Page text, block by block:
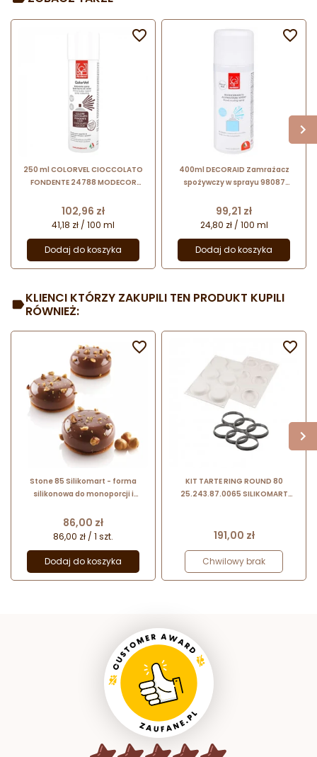
250 ml COLORVEL CIOCCOLATO
FONDENTE 24788 MODECOR
strukturze zamszu - kolor ciemna
czekolada
Cena
102,96 zł
41,18 zł / 100 ml
Dodaj do koszyka

400ml DECORAID Zamrażacz
spożywczy w sprayu 98087
Cena
99,21 zł
24,80 zł / 100 ml
Dodaj do koszyka

KLIENCI KTÓRZY ZAKUPILI TEN PRODUKT KUPILI
RÓWNIEŻ:
Stone 85 Silikomart - forma
silikonowa do monoporcji i
poj. 85 ml x 8 porcji
Cena
86,00 zł
86,00 zł / 1 szt.
Dodaj do koszyka

KIT TARTE RING ROUND 80
25.243.87.0065 SILIKOMART
Cena
191,00 zł
Chwilowy brak
